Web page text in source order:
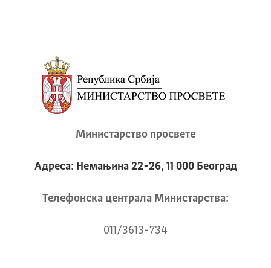
Министарство просвете
Адреса: Немањина 22-26, 11 000 Београд
Телeфонска централа Mинистарства:
011/3613-734